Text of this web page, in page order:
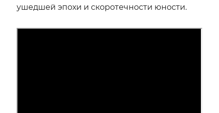
ушедшей эпохи и скоротечности юности.